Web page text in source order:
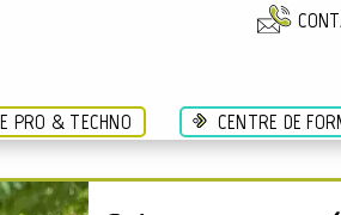
PRO & TECHNO CENTRE DE